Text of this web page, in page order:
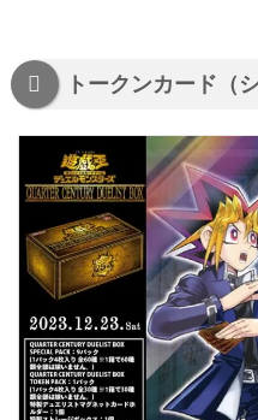
トークンカード（